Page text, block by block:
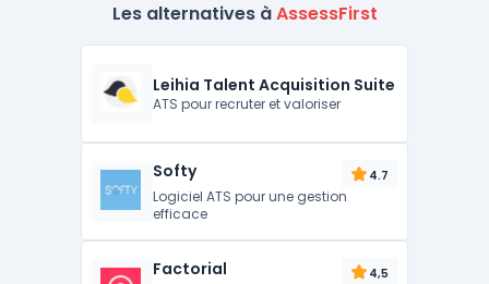
Les alternatives àAssessFirst
Leihia Talent Acquisition Suite
ATS pour recruter et valoriser
Softy 4.7
Logiciel ATS pour une gestion
efficace
Factorial 4,5